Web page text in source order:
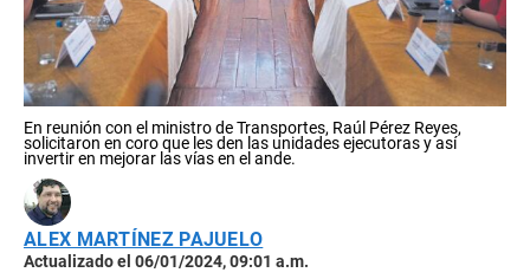
En reunión con el ministro de Transportes, Raúl Pérez Reyes,
solicitaron en coro que les den las unidades ejecutoras y así
invertir en mejorar las vías en el ande.
ALEX MARTÍNEZ PAJUELO
Actualizado el 06/01/2024, 09:01 a.m.